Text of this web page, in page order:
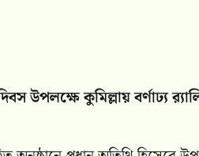
উপলক্ষে কুমিল্লায়